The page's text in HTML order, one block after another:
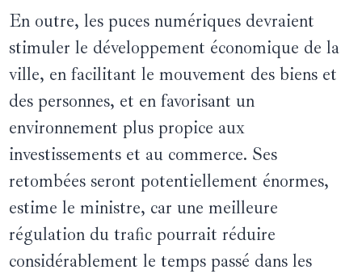
En outre, les puces numériques devraient
stimuler le développement économique de la
ville, en facilitant le mouvement des biens et
des personnes, et en favorisant un
environnement plus propice aux
investissements et au commerce. Ses
retombées seront potentiellement énormes,
estime le ministre, car une meilleure
régulation du trafic pourrait réduire
considérablement le temps passé dans les